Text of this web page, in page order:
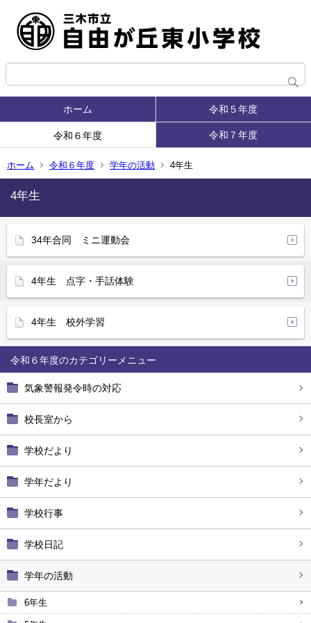
ホーム 令和５年度
令和６年度 令和７年度
ホーム 令和６年度 学年の活動 4年生
令和６年度
気象警報発令時の対応
校長室から
学校だより
学年だより
学校行事
学校日記
学年の活動
6年生
4年生
34年合同 ミニ運動会
4年生 点字・手話体験
4年生 校外学習